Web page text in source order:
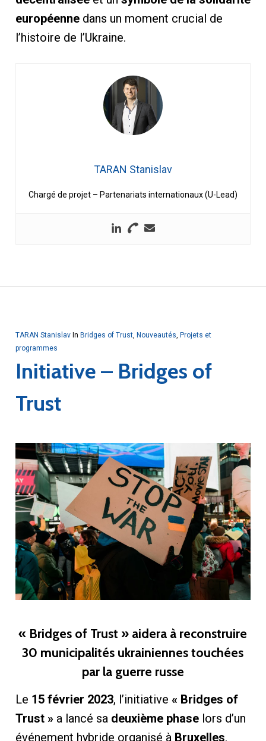
européennedans un moment crucial de
l’histoire de l’Ukraine.
TARAN Stanislav
Chargé de projet – Partenariats internationaux (U-Lead)
TARAN Stanislav In Bridges of Trust, Nouveautés, Projets et
programmes
Initiative – Bridges of
Trust
« Bridges of Trust » aidera à reconstruire
30 municipalités ukrainiennes touchées
par la guerre russe
Le 15 février 2023, l’initiative « Bridges of
Trust »a lancé sa deuxième phaselors d’un
événement hybride organisé à Bruxelles.